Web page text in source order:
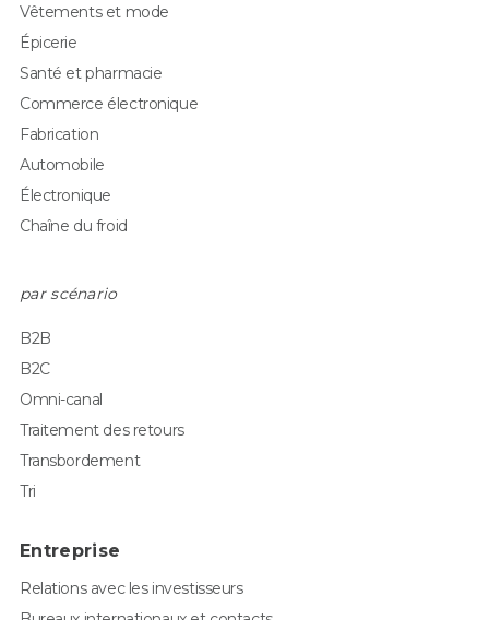
Vêtements et mode
Épicerie
Santé et pharmacie
Commerce électronique
Fabrication
Automobile
Électronique
Chaîne du froid
par scénario
B2B
B2C
Omni-canal
Traitement des retours
Transbordement
Tri
Entreprise
Relations avec les investisseurs